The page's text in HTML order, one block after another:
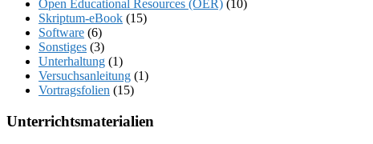
Open Educational Resources (OER) (10)
Skriptum-eBook (15)
Software (6)
Sonstiges (3)
Unterhaltung (1)
Versuchsanleitung (1)
Vortragsfolien (15)
Unterrichtsmaterialien